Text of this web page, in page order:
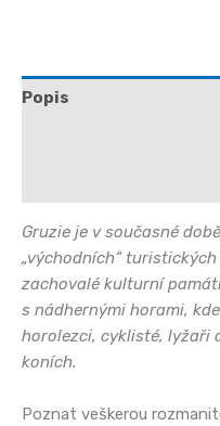
Popis
Gruzie je v současné
„východních“
zachovalé kulturní
s nádhernými horami,
horolezci, cyklisté, lyžaři
koních.
Poznat veškerou